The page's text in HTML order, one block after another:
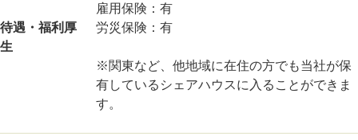
待遇・福利厚
生
雇⽤保険：有
労災保険：有
※関東など、他地域に在住の方でも当社が保
有しているシェアハウスに入ることができま
す。